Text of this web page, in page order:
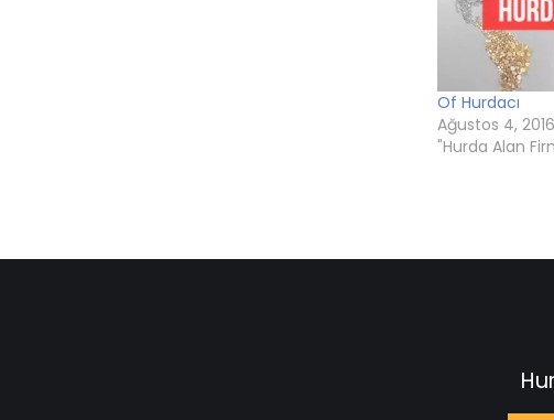
Of Hurdacı
Ağustos 4, 2016
"Hurda Alan